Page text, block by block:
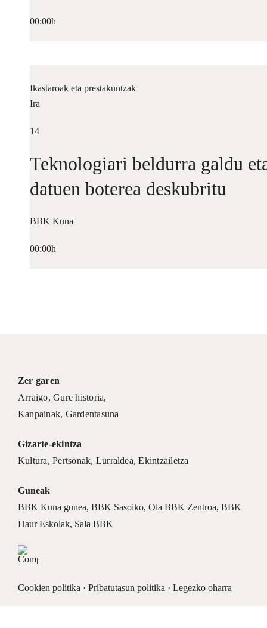
00:00h
Ikastaroak eta prestakuntzak
Ira
14
Teknologiari beldurra galdu
datuen boterea deskubritu
BBK Kuna
00:00h
Zer garen
Arraigo,Gure historia,
Kanpainak, Gardentasuna
Gizarte-ekintza
Kultura,Pertsonak, Lurraldea,Ekintzailetza
Guneak
BBK Kuna gunea, BBK Sasoiko, Ola BBK Zentroa, BBK
Haur Eskolak, Sala BBK
Cookien politika · Pribatutasun politika · Legezko oharra